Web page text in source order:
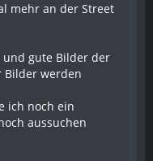
mehr an der Street
und gute Bilder der
Bilder werden
ich noch ein
aussuchen